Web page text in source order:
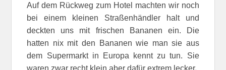
Auf dem Rückweg zum Hotel machten wir noch
bei einem kleinen Straßenhändler halt und
deckten uns mit frischen Bananen ein. Die
hatten nix mit den Bananen wie man sie aus
dem Supermarkt in Europa kennt zu tun. Sie
waren zwar recht klein aber dafür extrem lecker.